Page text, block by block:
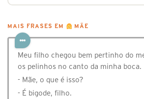
MAIS FRASES EM MÃE
Meu filho chegou bem pertinho do
os pelinhos no canto da minha boca.
- Mãe, o que é isso?
- É bigode, filho.